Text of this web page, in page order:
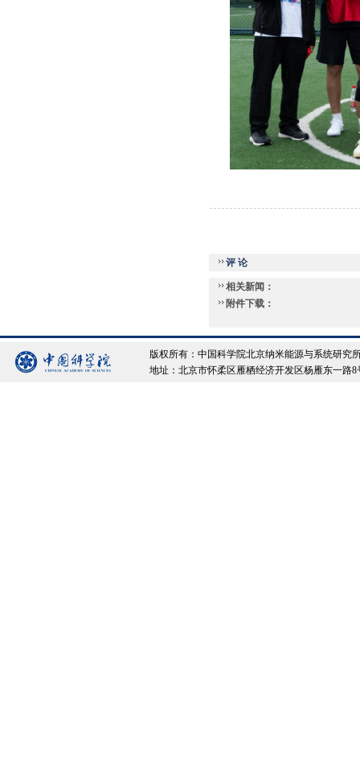
评 论
相关新闻：
附件下载：
版权所有：中国科学院北京纳米能源与系统研究
地址：北京市怀柔区雁栖经济开发区杨雁东一路8